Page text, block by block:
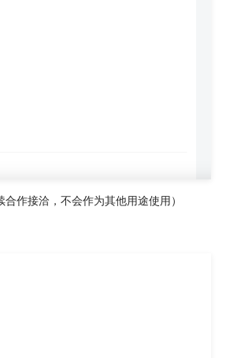
作接洽，不会作为其他用途使用）